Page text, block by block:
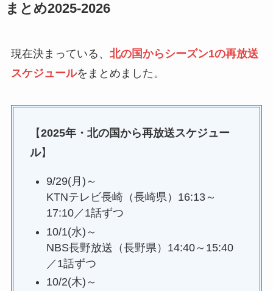
まとめ2025-2026
現在決まっている、 北の国からシーズン1の再放送
スケジュールをまとめました。
【2025年・北の国から再放送スケジュー
ル】
9/29(月)～
KTNテレビ長崎（長崎県）16:13～
17:10／1話ずつ
10/1(水)～
NBS長野放送（長野県）14:40～15:40
／1話ずつ
10/2(木)～